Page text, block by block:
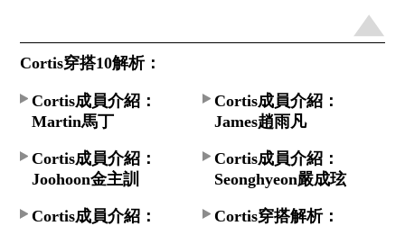
Cortis穿搭10解析：
Cortis成員介紹：
Martin馬丁
Cortis成員介紹：
James趙雨凡
Cortis成員介紹：
Joohoon金主訓
Cortis成員介紹：
Seonghyeon嚴成玹
Cortis成員介紹：
Cortis穿搭解析：